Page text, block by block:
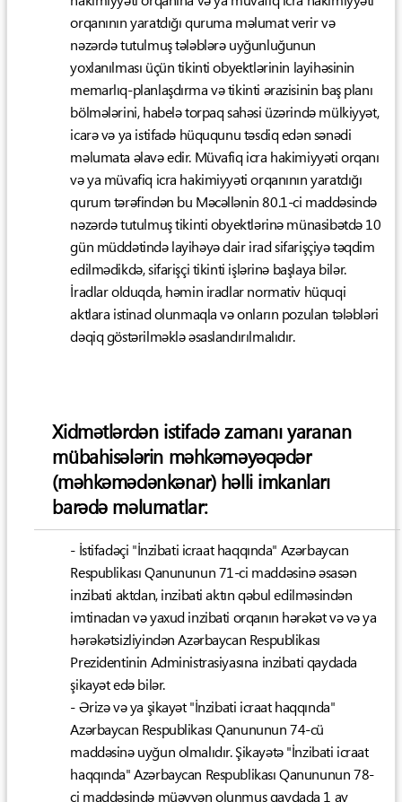
orqanının yaratdığı quruma məlumat verir və
nəzərdə tutulmuş tələblərə uyğunluğunun
yoxlanılması üçün tikinti obyektlərinin layihəsinin
memarlıq-planlaşdırma və tikinti ərazisinin baş planı
bölmələrini, habelə torpaq sahəsi üzərində mülkiyyət,
icarə və ya istifadə hüququnu təsdiq edən sənədi
məlumata əlavə edir. Müvafiq icra hakimiyyəti orqanı
və ya müvafiq icra hakimiyyəti orqanının yaratdığı
qurum tərəfindən bu Məcəllənin 80.1-ci maddəsində
nəzərdə tutulmuş tikinti obyektlərinə münasibətdə 10
gün müddətində layihəyə dair irad sifarişçiyə təqdim
edilmədikdə, sifarişçi tikinti işlərinə başlaya bilər.
İradlar olduqda, həmin iradlar normativ hüquqi
aktlara istinad olunmaqla və onların pozulan tələbləri
dəqiq göstərilməklə əsaslandırılmalıdır.
Xidmətlərdən istifadə zamanı yaranan
mübahisələrin məhkəməyəqədər
(məhkəmədənkənar) həlli imkanları
barədə məlumatlar:
- İstifadəçi "İnzibati icraat haqqında" Azərbaycan
Respublikası Qanununun 71-ci maddəsinə əsasən
inzibati aktdan, inzibati aktın qəbul edilməsindən
imtinadan və yaxud inzibati orqanın hərəkət və və ya
hərəkətsizliyindən Azərbaycan Respublikası
Prezidentinin Administrasiyasına inzibati qaydada
şikayət edə bilər.
- Ərizə və ya şikayət "İnzibati icraat haqqında"
Azərbaycan Respublikası Qanununun 74-cü
maddəsinə uyğun olmalıdır. Şikayətə "İnzibati icraat
haqqında" Azərbaycan Respublikası Qanununun 78-
ci maddəsində müəyyən olunmuş qaydada 1 ay